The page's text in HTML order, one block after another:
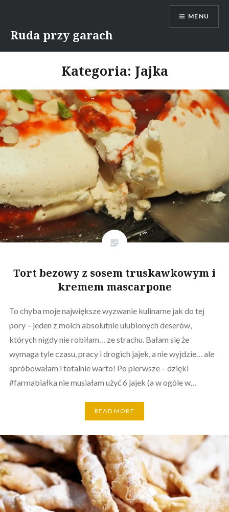
content
Ruda przy garach
MENU
Kategoria: Jajka
Tort bezowy z sosem truskawkowym i
kremem mascarpone
To chyba moje największe wyzwanie kulinarne jak do tej
pory – jeden z moich absolutnie ulubionych deserów,
których nigdy nie robiłam… ze strachu. Bałam się że
wymaga tyle czasu, pracy i drogich jajek, a nie wyjdzie… ale
spróbowałam i totalnie warto! Po pierwsze – dzięki
#farmabiałka nie musiałam użyć 6 jajek (a w ogóle w…
READ MORE